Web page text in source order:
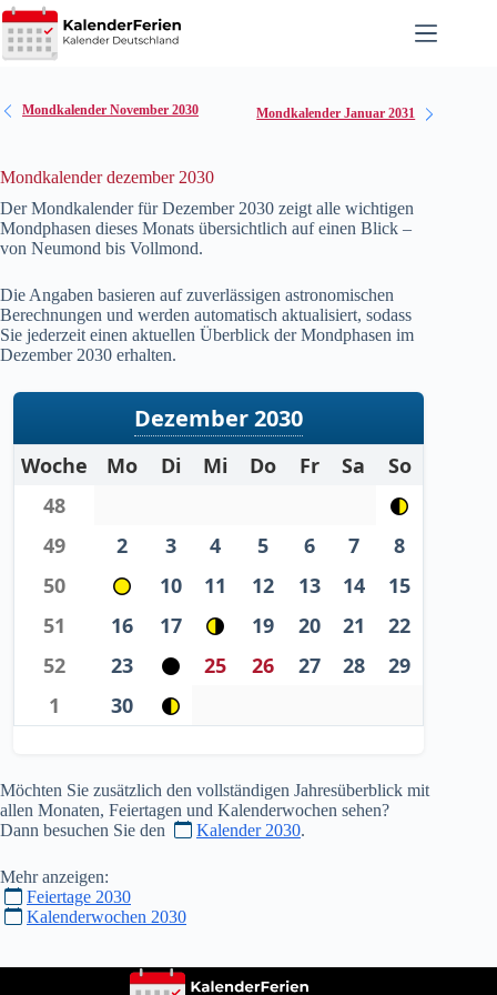
Zum
Inhalt
springen
Mondkalender November 2030 Mondkalender Januar 2031
Mondkalender dezember 2030
Der Mondkalender für Dezember 2030 zeigt alle wichtigen
Mondphasen dieses Monats übersichtlich auf einen Blick –
von Neumond bis Vollmond.
Die Angaben basieren auf zuverlässigen astronomischen
Berechnungen und werden automatisch aktualisiert, sodass
Sie jederzeit einen aktuellen Überblick der Mondphasen im
Dezember 2030 erhalten.
Dezember 2030
Woche Mo Di Mi Do Fr Sa
So
48
49
2 3 4 5 6 7
8
50
10 11 12 13 14
15
51
16 17 19 20 21
22
52
23 25 26 27 28
29
1
30
Möchten Sie zusätzlich den vollständigen Jahresüberblick mit
allen Monaten, Feiertagen und Kalenderwochen sehen?
Dann besuchen Sie den
Kalender 2030.
Mehr anzeigen:
Feiertage 2030
Kalenderwochen 2030